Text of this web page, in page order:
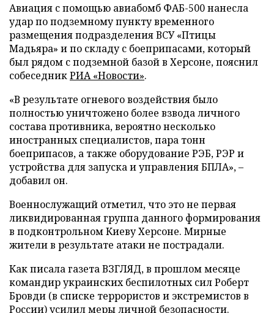
Авиация с помощью авиабомб ФАБ-500 нанесла
удар по подземному пункту временного
размещения подразделения ВСУ «Птицы
Мадьяра» и по складу с боеприпасами, который
был рядом с подземной базой в Херсоне, пояснил
собеседникРИА «Новости».
«В результате огневого воздействия было
полностью уничтожено более взвода личного
состава противника, вероятно несколько
иностранных специалистов, пара тонн
боеприпасов, а также оборудование РЭБ, РЭР и
устройства для запуска и управления БПЛА», –
добавил он.
Военнослужащий отметил, что это не первая
ликвидированная группа данного формирования
в подконтрольном Киеву Херсоне. Мирные
жители в результате атаки не пострадали.
Как писала газета ВЗГЛЯД, в прошлом месяце
командир украинских беспилотных сил Роберт
Бровди (в списке террористов и экстремистов в
России)усилилмеры личной безопасности.